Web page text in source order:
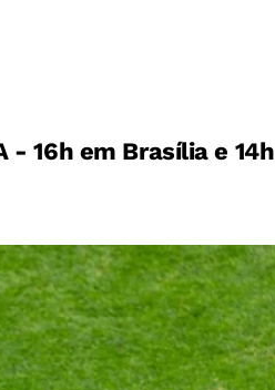
- 16h em Brasília e 14h